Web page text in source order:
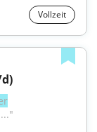
Vollzeit